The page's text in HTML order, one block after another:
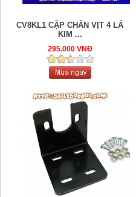
CV8KL1 CẶP CHÂN VỊT 4 LÁ
KIM ...
295.000 VNĐ